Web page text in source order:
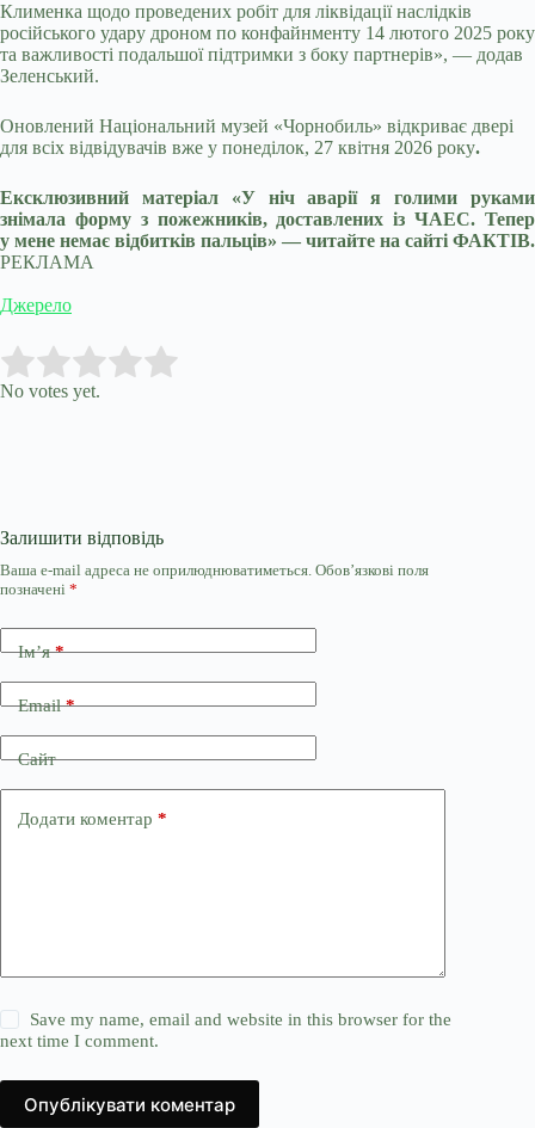
Клименка щодо проведених робіт для ліквідації наслідків
російського удару дроном по конфайнменту 14 лютого 2025 року
та важливості подальшої підтримки з боку партнерів», — додав
Зеленський.
Оновлений Національний музей «Чорнобиль» відкриває двері
для всіх відвідувачів вже у понеділок, 27 квітня 2026 року.
Ексклюзивний матеріал «У ніч аварії я голими руками
знімала форму з пожежників, доставлених із ЧАЕС. Тепер
у мене немає відбитків пальців» — читайте на сайті ФАКТІВ.
РЕКЛАМА
Джерело
Rate this item:
No votes yet.
Залишити відповідь
Ваша e-mail адреса не оприлюднюватиметься. Обов’язкові поля
позначені *
Ім’я*
Email*
Сайт
Додати коментар *
Save my name, email and website in this browser for the
next time I comment.
Опублікувати коментар